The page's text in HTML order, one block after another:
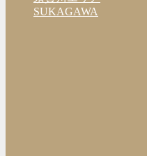
SUKAGAWA